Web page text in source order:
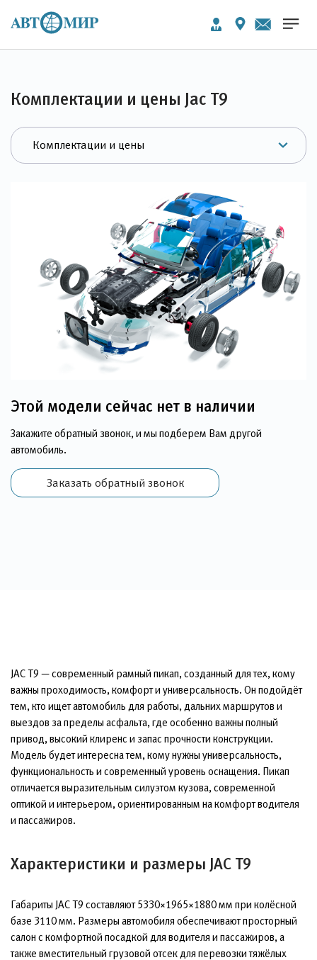
Комплектации и цены Jac T9
Этой модели сейчас нет в наличии
Закажите обратный звонок, и мы подберем Вам другой
автомобиль.
Заказать обратный звонок
JAC T9 — современный рамный пикап, созданный для тех, кому
важны проходимость, комфорт и универсальность. Он подойдёт
тем, кто ищет автомобиль для работы, дальних маршрутов и
выездов за пределы асфальта, где особенно важны полный
привод, высокий клиренс и запас прочности конструкции.
Модель будет интересна тем, кому нужны универсальность,
функциональность и современный уровень оснащения. Пикап
отличается выразительным силуэтом кузова, современной
оптикой и интерьером, ориентированным на комфорт водителя
и пассажиров.
Характеристики и размеры JAC T9
Габариты JAC T9 составляют 5330×1965×1880 мм при колёсной
базе 3110 мм. Размеры автомобиля обеспечивают просторный
салон с комфортной посадкой для водителя и пассажиров, а
также вместительный грузовой отсек для перевозки тяжёлых